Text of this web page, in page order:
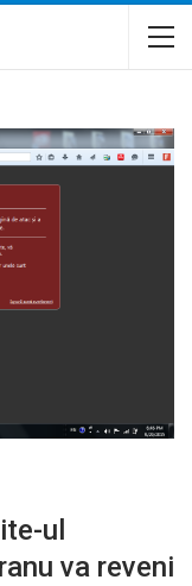
ul
va reveni